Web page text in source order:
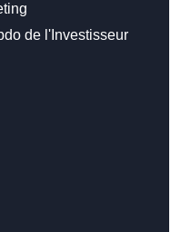
de l'Investisseur